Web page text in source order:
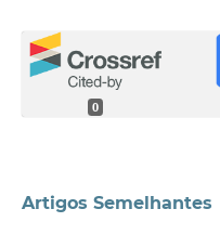
0
Artigos Semelhantes